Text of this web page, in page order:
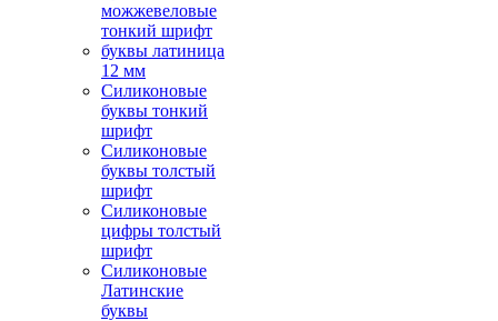
можжевеловые
тонкий шрифт
буквы латиница
12 мм
Силиконовые
буквы тонкий
шрифт
Силиконовые
буквы толстый
шрифт
Силиконовые
цифры толстый
шрифт
Силиконовые
Латинские
буквы